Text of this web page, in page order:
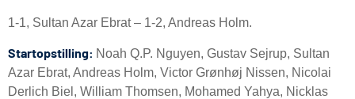
1-1, Sultan Azar Ebrat – 1-2, Andreas Holm.
Startopstilling: Noah Q.P. Nguyen, Gustav Sejrup, Sultan
Azar Ebrat, Andreas Holm, Victor Grønhøj Nissen, Nicolai
Derlich Biel, William Thomsen, Mohamed Yahya, Nicklas